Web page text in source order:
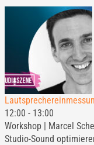
12:00 - 13:00
Workshop | Marcel
Studio-Sound